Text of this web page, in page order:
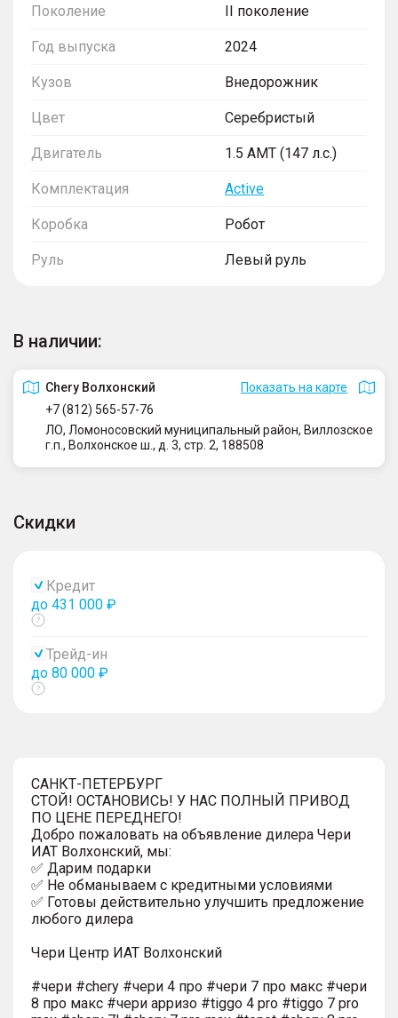
Поколение II поколение
Год выпуска 2024
Кузов Внедорожник
Цвет Серебристый
Двигатель 1.5 AMT (147 л.с.)
Комплектация Active
Коробка Робот
Руль Левый руль
В наличии:
Сhery Волхонский
Показать на карте
+7 (812) 565-57-76
ЛО, Ломоносовский муниципальный район, Виллозское
г.п., Волхонское ш., д. 3, стр. 2, 188508
Скидки
Кредит
до 431 000 ₽
Показать
Трейд-ин
до 80 000 ₽
Показать
САНКТ-ПЕТЕРБУРГ
СТОЙ! ОСТАНОВИСЬ! У НАС ПОЛНЫЙ ПРИВОД
ПО ЦЕНЕ ПЕРЕДНЕГО!
Добро пожаловать на объявление дилера Чери
ИАТ Волхонский, мы:
✅ Дарим подарки
✅ Не обманываем с кредитными условиями
✅ Готовы действительно улучшить предложение
любого дилера
Чери Центр ИАТ Волхонский
#чери #chery #чери 4 про #чери 7 про макс #чери
8 про макс #чери арризо #tiggo 4 pro #tiggo 7 pro